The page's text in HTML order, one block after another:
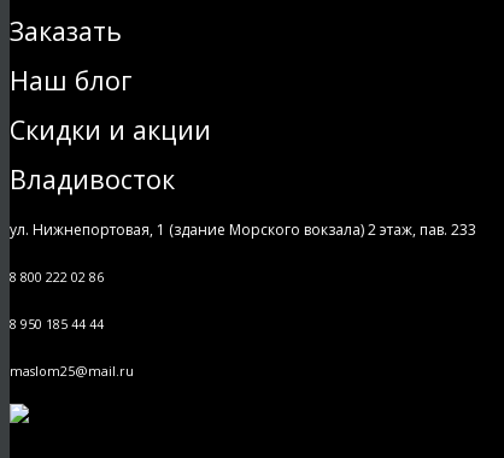
Заказать
Наш блог
Скидки и акции
Владивосток
ул. Нижнепортовая, 1 (здание Морского вокзала) 2 этаж, пав. 233
8 800 222 02 86
8 950 185 44 44
maslom25@mail.ru